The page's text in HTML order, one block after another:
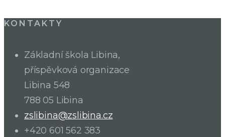
KONTAKTY
Základní škola Libina,
příspěvková organizace
Libina 548
788 05 Libina
zslibina@zslibina.cz
+420 601 562 383